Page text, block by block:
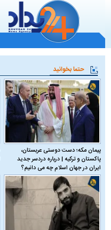
حتما بخوانید
پیمان مکه؛ دست دوستی عربستان،
پاکستان و ترکیه | درباره دردسر جدید
ایران در جهان اسلام چه می دانیم؟